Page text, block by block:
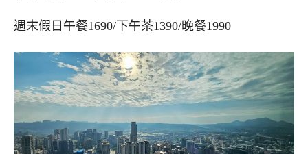
週末假日午餐1690/下午茶1390/晚餐1990